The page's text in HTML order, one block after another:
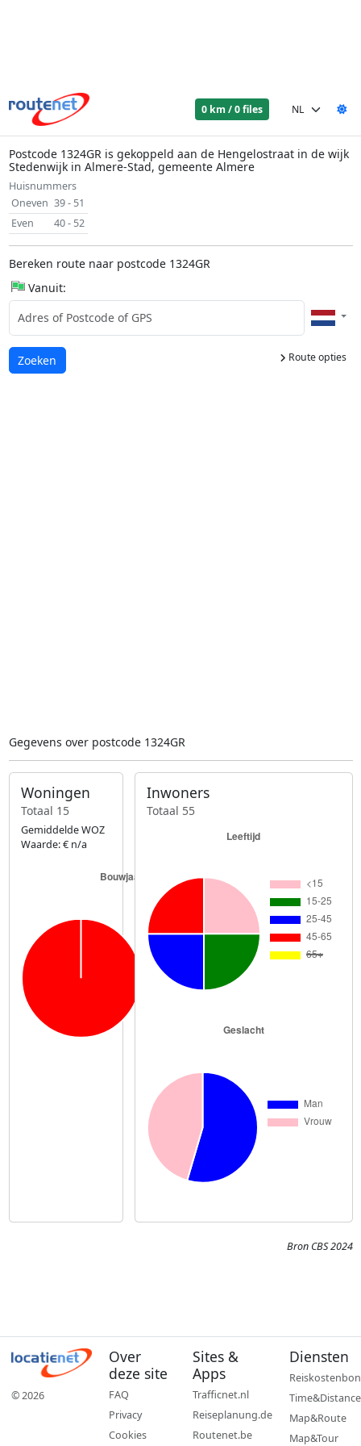
0 km / 0 files
Postcode 1324GR is gekoppeld aan de Hengelostraat in de wijk
Stedenwijk in Almere-Stad, gemeente Almere
Huisnummers
Oneven 39 - 51
Even
40 - 52
Bereken route naar postcode 1324GR
Vanuit:
Route opties
Laden...
Zoeken
Gegevens over postcode 1324GR
Woningen
Totaal 15
Gemiddelde WOZ
Waarde: € n/a
Inwoners
Totaal 55
Bron CBS 2024
© 2026
Over
deze site
FAQ
Privacy
Cookies
Sites &
Apps
Trafficnet.nl
Reiseplanung.de
Routenet.be
Diensten
Reiskostenbon
Time&Distance
Map&Route
Map&Tour